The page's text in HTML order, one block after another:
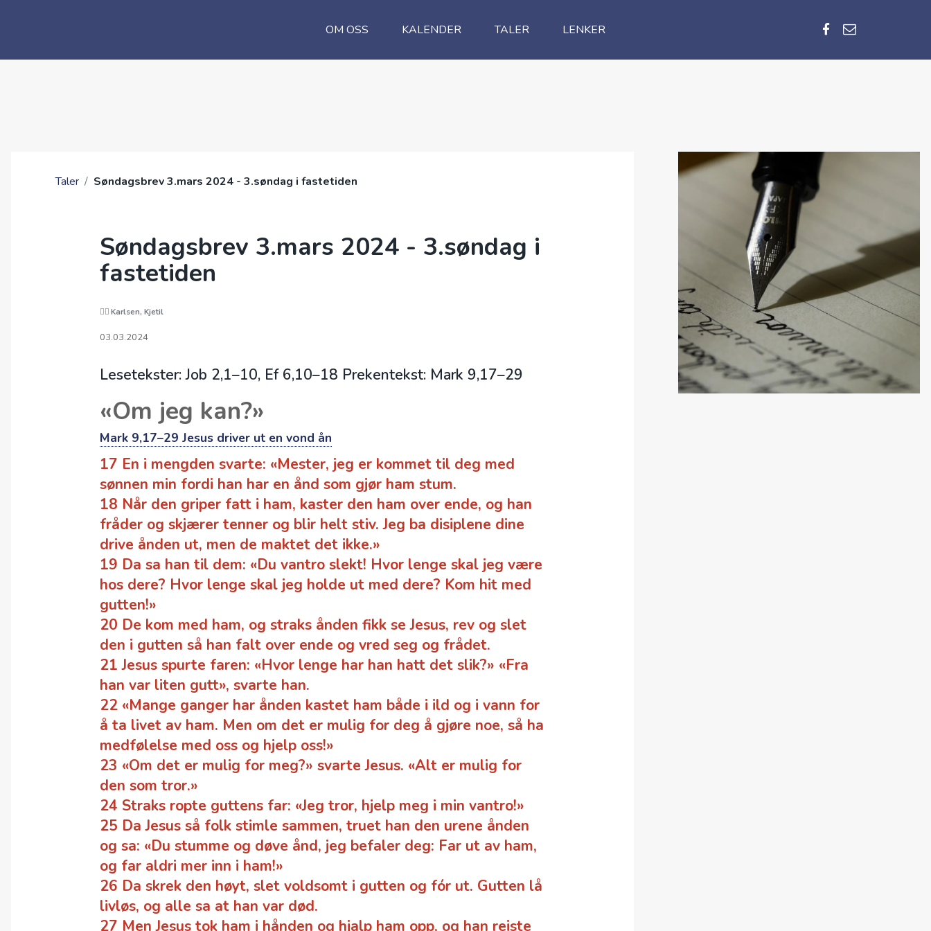
OM OSS KALENDER TALER LENKER
Taler / Søndagsbrev 3.mars 2024 - 3.søndag i fastetiden
Søndagsbrev 3.mars 2024 - 3.søndag i
fastetiden
Karlsen, Kjetil
03.03.2024
Lesetekster: Job 2,1–10, Ef 6,10–18 Prekentekst: Mark 9,17–29
«Om jeg kan?»
Mark 9,17–29 Jesus driver ut en vond ån
17 En i mengden svarte: «Mester, jeg er kommet til deg med
sønnen min fordi han har en ånd som gjør ham stum.
18 Når den griper fatt i ham, kaster den ham over ende, og han
fråder og skjærer tenner og blir helt stiv. Jeg ba disiplene dine
drive ånden ut, men de maktet det ikke.»
19 Da sa han til dem: «Du vantro slekt! Hvor lenge skal jeg være
hos dere? Hvor lenge skal jeg holde ut med dere? Kom hit med
gutten!»
20 De kom med ham, og straks ånden fikk se Jesus, rev og slet
den i gutten så han falt over ende og vred seg og frådet.
21 Jesus spurte faren: «Hvor lenge har han hatt det slik?» «Fra
han var liten gutt», svarte han.
22 «Mange ganger har ånden kastet ham både i ild og i vann for
å ta livet av ham. Men om det er mulig for deg å gjøre noe, så ha
medfølelse med oss og hjelp oss!»
23 «Om det er mulig for meg?» svarte Jesus. «Alt er mulig for
den som tror.»
24 Straks ropte guttens far: «Jeg tror, hjelp meg i min vantro!»
25 Da Jesus så folk stimle sammen, truet han den urene ånden
og sa: «Du stumme og døve ånd, jeg befaler deg: Far ut av ham,
og far aldri mer inn i ham!»
26 Da skrek den høyt, slet voldsomt i gutten og fór ut. Gutten lå
livløs, og alle sa at han var død.
27 Men Jesus tok ham i hånden og hjalp ham opp, og han reiste